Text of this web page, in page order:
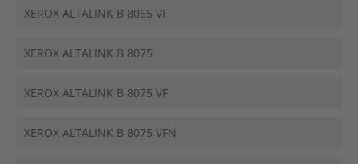
XEROX ALTALINK B 8065 VF
XEROX ALTALINK B 8075
XEROX ALTALINK B 8075 VF
XEROX ALTALINK B 8075 VFN